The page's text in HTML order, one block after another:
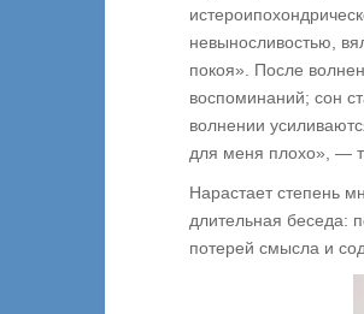
невыносливостью,
покоя». После
воспоминаний; сон
волнении
для меня плохо», —
Нарастает степень
длительная беседа:
потерей смысла и